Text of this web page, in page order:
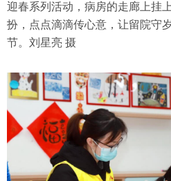
迎春系列活动，病房的走廊上挂
扮，点点滴滴传心意，让留院守
节。刘星亮 摄